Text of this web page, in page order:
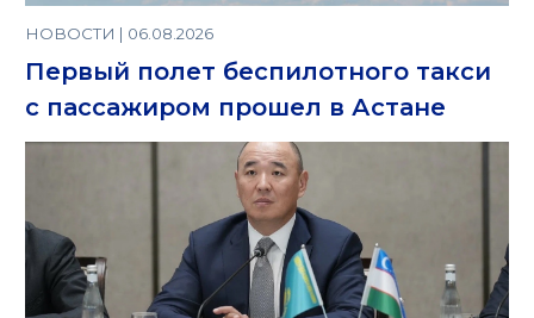
НОВОСТИ | 06.08.2026
Первый полет беспилотного такси
с пассажиром прошел в Астане